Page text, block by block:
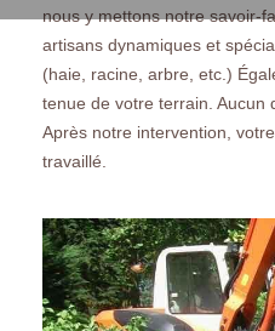
nous y mettons notre savoir-
artisans dynamiques et
(haie, racine, arbre, etc.)
tenue de votre terrain. Aucun
Après notre intervention,
travaillé.